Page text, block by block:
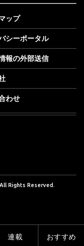
ップ
シーポータル
報の外部送信
わせ
Rights Reserved.
連載 おすすめ